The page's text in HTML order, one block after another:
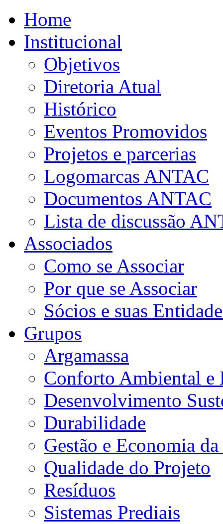
Home
Institucional
Objetivos
Diretoria Atual
Histórico
Eventos Promovidos
Projetos e parcerias
Logomarcas ANTAC
Documentos ANTAC
Lista de discussão
Associados
Como se Associar
Por que se Associar
Sócios e suas
Grupos
Argamassa
Conforto Ambiental e
Desenvolvimento
Durabilidade
Gestão e Economia
Qualidade do Projeto
Resíduos
Sistemas Prediais